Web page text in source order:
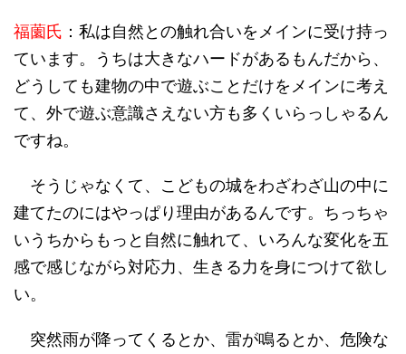
福薗氏 ：私は自然との触れ合いをメインに受け持っ
ています。うちは大きなハードがあるもんだから、
どうしても建物の中で遊ぶことだけをメインに考え
て、外で遊ぶ意識さえない方も多くいらっしゃるん
ですね。
そうじゃなくて、こどもの城をわざわざ山の中に
建てたのにはやっぱり理由があるんです。ちっちゃ
いうちからもっと自然に触れて、いろんな変化を五
感で感じながら対応力、生きる力を身につけて欲し
い。
突然雨が降ってくるとか、雷が鳴るとか、危険な